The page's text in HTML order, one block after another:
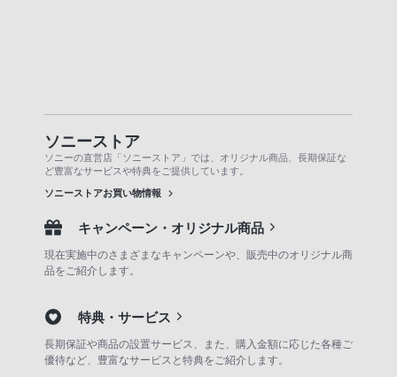
ソニーストア
ソニーの直営店「ソニーストア」では、オリジナル商品、長期保証な
ど豊富なサービスや特典をご提供しています。
ソニーストアお買い物情報
キャンペーン・オリジナル商品
現在実施中のさまざまなキャンペーンや、販売中のオリジナル商
品をご紹介します。
特典・サービス
長期保証や商品の設置サービス、また、購入金額に応じた各種ご
優待など、豊富なサービスと特典をご紹介します。